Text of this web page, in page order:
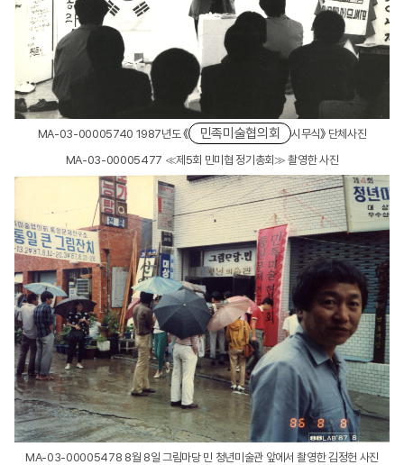
MA-03-00005740 1987년도 《 민족미술협의회
시무식》 단체사진
MA-03-00005477 ≪제5회 민미협 정기총회≫ 촬영한 사진
MA-03-00005478 8월 8일 그림마당 민 청년미술관 앞에서 촬영한 김정헌 사진